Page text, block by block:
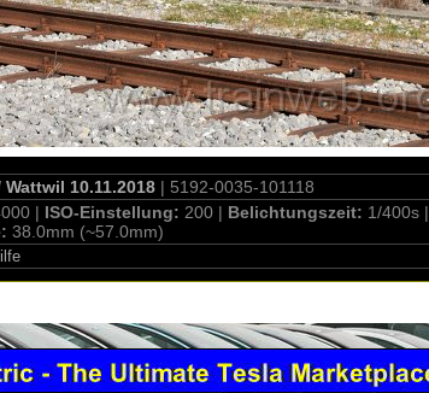
Wattwil 10.11.2018| 5192-0035-101118
| ISO-Einstellung: 200 | Belichtungszeit: 1/400s |
38.0mm (~57.0mm)